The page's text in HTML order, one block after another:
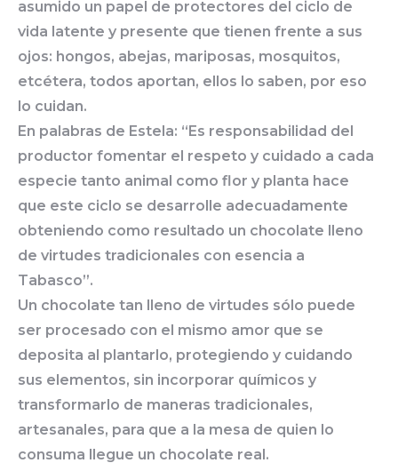
asumido un papel de protectores del ciclo de
vida latente y presente que tienen frente a sus
ojos: hongos, abejas, mariposas, mosquitos,
etcétera, todos aportan, ellos lo saben, por eso
lo cuidan.
En palabras de Estela: “Es responsabilidad del
productor fomentar el respeto y cuidado a cada
especie tanto animal como flor y planta hace
que este ciclo se desarrolle adecuadamente
obteniendo como resultado un chocolate lleno
de virtudes tradicionales con esencia a
Tabasco”.
Un chocolate tan lleno de virtudes sólo puede
ser procesado con el mismo amor que se
deposita al plantarlo, protegiendo y cuidando
sus elementos, sin incorporar químicos y
transformarlo de maneras tradicionales,
artesanales, para que a la mesa de quien lo
consuma llegue un chocolate real.